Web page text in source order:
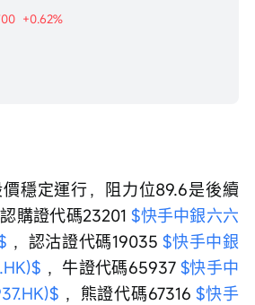
+0.62%
穩定運行，阻力位89.6是後續
購證代碼23201 $快手中銀六六
，認沽證代碼19035 $快手中銀
，牛證代碼65937 $快手中
，熊證代碼67316 $快手